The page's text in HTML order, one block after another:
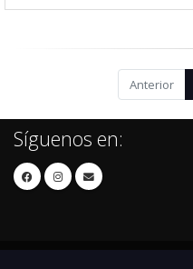
Anterior
Síguenos en: